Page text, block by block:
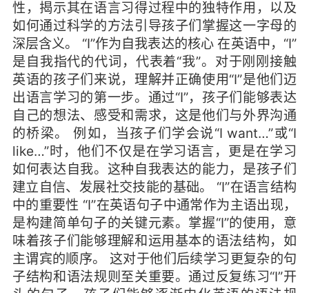
性，揭示其在语言习得过程中的独特作用，以及
如何通过科学的方法引导孩子们掌握这一字母的
深层含义。 “I”作为自我表达的核心 在英语中，“I”
是自我指代的代词，代表着“我”。对于刚刚接触
英语的孩子们来说，理解并正确使用“I”是他们迈
出语言学习的第一步。通过“I”，孩子们能够表达
自己的想法、感受和需求，这是他们与外界沟通
的桥梁。 例如，当孩子们学会说“I want…”或“I
like…”时，他们不仅是在学习语言，更是在学习
如何表达自我。这种自我表达的能力，是孩子们
建立自信、发展社交技能的基础。 “I”在语言结构
中的重要性 “I”在英语句子中通常作为主语出现，
是构建简单句子的关键元素。掌握“I”的使用，意
味着孩子们能够理解和运用基本的语法结构，如
主谓宾的顺序。 这对于他们后续学习更复杂的句
子结构和语法规则至关重要。通过反复练习“I”开